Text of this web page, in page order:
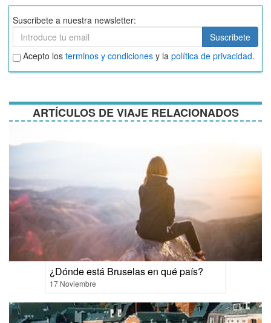
Suscribete a nuestra newsletter:
Suscribete
Suscribete
Aceptar
términos
y
Acepto los terminos y condiciones y la política de privacidad.
ARTÍCULOS DE VIAJE RELACIONADOS
¿Dónde está Bruselas en qué país?
17 Noviembre